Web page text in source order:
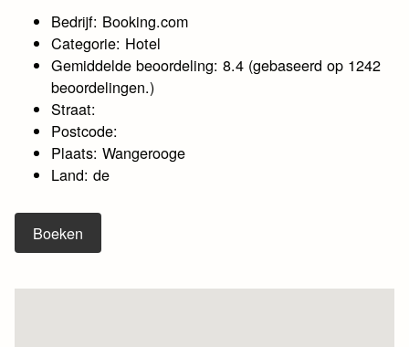
Bedrijf: Booking.com
Categorie: Hotel
Gemiddelde beoordeling: 8.4 (gebaseerd op 1242
beoordelingen.)
Straat:
Postcode:
Plaats: Wangerooge
Land: de
Boeken